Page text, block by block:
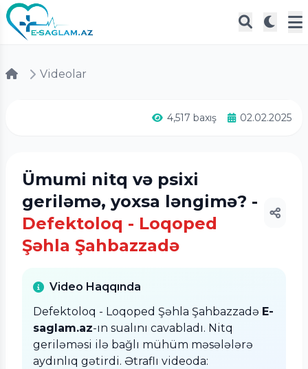
Videolar
4,517 baxış 02.02.2025
Ümumi nitq və psixi
geriləmə, yoxsa ləngimə? -
Defektoloq - Loqoped
Şəhla Şahbazzadə
Video Haqqında
Defektoloq - Loqoped Şəhla Şahbazzadə E-
saglam.az-ın sualını cavabladı. Nitq
geriləməsi ilə bağlı mühüm məsələlərə
aydınlıq gətirdi. Ətraflı videoda: